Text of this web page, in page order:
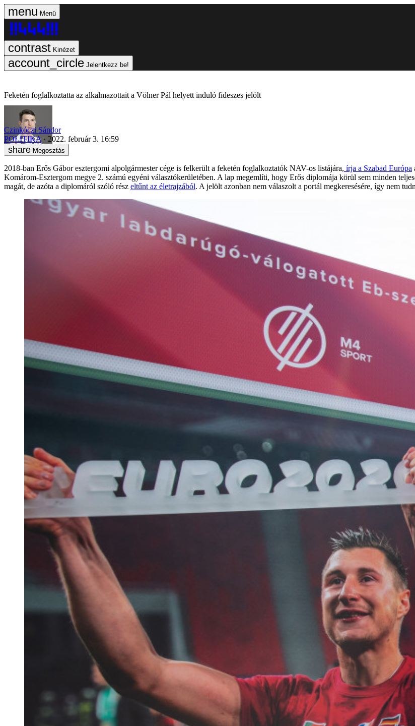
Menü
Kinézet
Jelentkezz be!
Feketén foglalkoztatta az alkalmazottait a Völner Pál helyett induló fideszes jelölt
Czinkóczi Sándor
POLITIKA
2022. február 3. 16:59
Megosztás
2018-ban Erős Gábor esztergomi alpolgármester cége is felkerült a feketén foglalkoztatók NAV-os listájára, írja a Szabad Európa
Komárom-Esztergom megye 2. számú egyéni választókerületében. A lap megemlíti, hogy Erős diplomája körül sem minden
magát, de azóta a diplomáról szóló rész eltűnt az életrajzából. A jelölt azonban nem válaszolt a portál megkeresésére, így nem